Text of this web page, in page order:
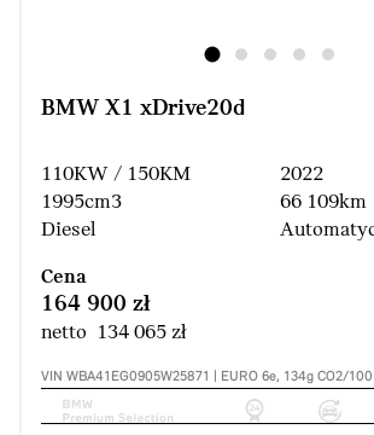
BMW X1 xDrive20d
110KW / 150KM
1995cm3
Diesel
2022
66 109km
Cena
164 900 zł
netto 134 065 zł
VIN WBA41EG0905W25871 | EURO 6e, 134g CO2/